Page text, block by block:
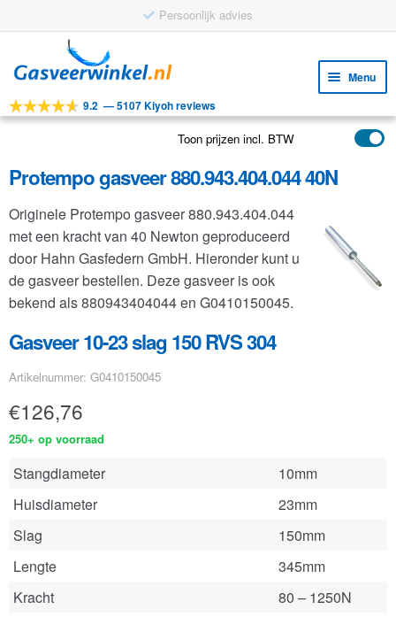
Persoonlijk advies
door
navigatie
naar
inhoud
Menu
Tools
Toepassingen
Klantenservice
FAQ
9.2 —5107 Kiyoh reviews
Toon prijzen incl. BTW
Protempo gasveer 880.943.404.044 40N
Originele Protempo gasveer 880.943.404.044
met een kracht van 40 Newton geproduceerd
door Hahn Gasfedern GmbH. Hieronder kunt u
de gasveer bestellen. Deze gasveer is ook
bekend als 880943404044 en G0410150045.
Gasveer 10-23 slag 150 RVS 304
Artikelnummer: G0410150045
€126,76
250+ op voorraad
Stangdiameter
10mm
Huisdiameter
23mm
Slag
150mm
Lengte
345mm
Kracht
80 – 1250N